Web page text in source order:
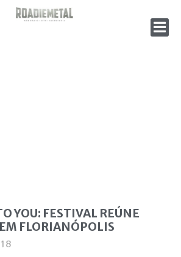
YOU: FESTIVAL REÚNE
FLORIANÓPOLIS